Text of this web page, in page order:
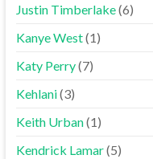
Justin Timberlake(6)
Kanye West(1)
Katy Perry(7)
Kehlani(3)
Keith Urban(1)
Kendrick Lamar(5)